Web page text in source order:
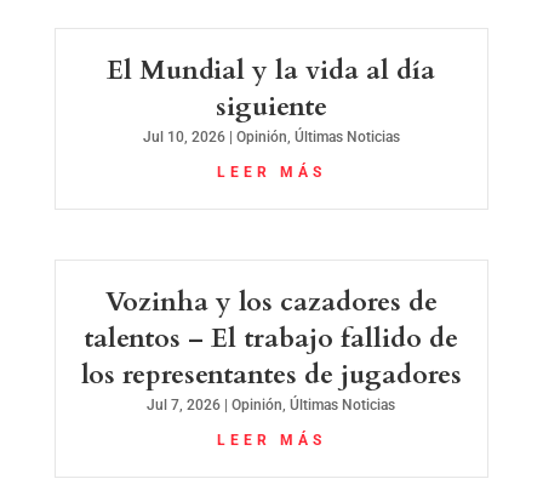
El Mundial y la vida al día
siguiente
Jul 10, 2026| Opinión, Últimas Noticias
LEER MÁS
Vozinha y los cazadores de
talentos – El trabajo fallido de
los representantes de jugadores
Jul 7, 2026 |Opinión,Últimas Noticias
LEER MÁS